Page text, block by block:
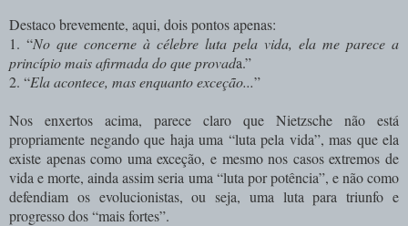
Destaco brevemente, aqui, dois pontos apenas:
1. “No que concerne à célebre luta pela vida, ela me parece a
princípio mais afirmada do que provada.”
2. “Ela acontece, mas enquanto exceção...”
Nos enxertos acima, parece claro que Nietzsche não está
propriamente negando que haja uma “luta pela vida”, mas que ela
existe apenas como uma exceção, e mesmo nos casos extremos de
vida e morte, ainda assim seria uma “luta por potência”, e não como
defendiam os evolucionistas, ou seja, uma luta para triunfo e
progresso dos “mais fortes”.